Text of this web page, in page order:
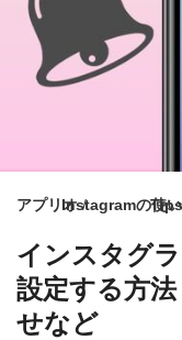
アプリオInstagramの使Tips
インスタグ
設定する方
せなど